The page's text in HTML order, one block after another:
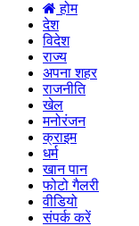
होम
देश
विदेश
राज्य
अपना शहर
राजनीति
खेल
मनोरंजन
क्राइम
धर्म
खान पान
फोटो गैलरी
वीडियो
संपर्क करें